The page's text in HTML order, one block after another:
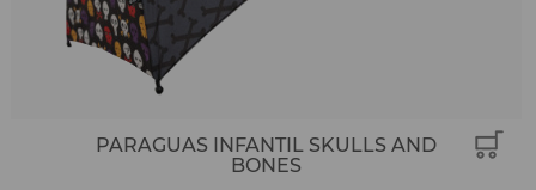
PARAGUAS INFANTIL SKULLS AND
BONES